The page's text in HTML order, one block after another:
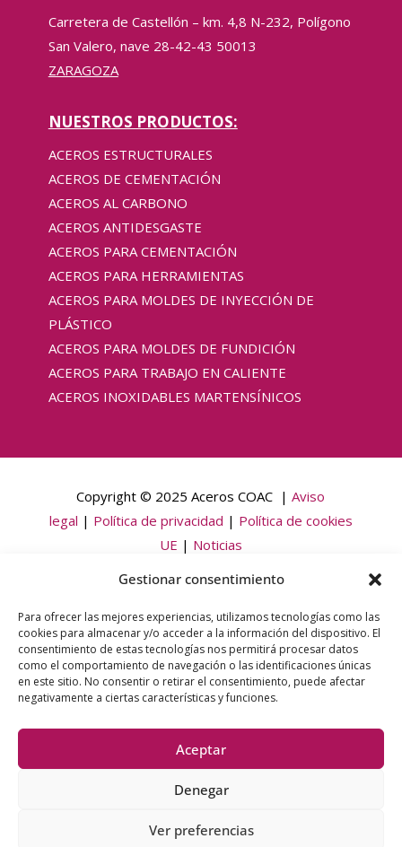
Gestionar consentimiento
Para ofrecer las mejores experiencias, utilizamos tecnologías como las
cookies para almacenar y/o acceder a la información del dispositivo. El
consentimiento de estas tecnologías nos permitirá procesar datos
como el comportamiento de navegación o las identificaciones únicas
en este sitio. No consentir o retirar el consentimiento, puede afectar
negativamente a ciertas características y funciones.
Aceptar
Denegar
Ver preferencias
Carretera de Castellón – km. 4,8 N-232, Polígono
San Valero, nave 28-42-43 50013
ZARAGOZA
NUESTROS PRODUCTOS:
ACEROS ESTRUCTURALES
ACEROS DE CEMENTACIÓN
ACEROS AL CARBONO
ACEROS ANTIDESGASTE
ACEROS PARA CEMENTACIÓN
ACEROS PARA HERRAMIENTAS
ACEROS PARA MOLDES DE INYECCIÓN DE
PLÁSTICO
ACEROS PARA MOLDES DE FUNDICIÓN
ACEROS PARA TRABAJO EN CALIENTE
ACEROS INOXIDABLES MARTENSÍNICOS
Copyright © 2025 Aceros COAC |Aviso
legal | Política de privacidad | Política de cookies
UE | Noticias
embargo, los puntos de vista y las opiniones expresadas son
únicamente los del autor y no reflejan necesariamente los de
la Unión Europea. Ni la Unión Europea ni la Comisión Europea
pueden ser consideradas responsables de las mismas.